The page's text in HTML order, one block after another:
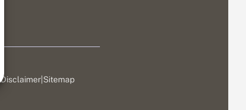
Disclaimer Sitemap